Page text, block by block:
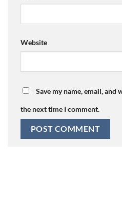
Website
Save my name, email,
the next time I comment.